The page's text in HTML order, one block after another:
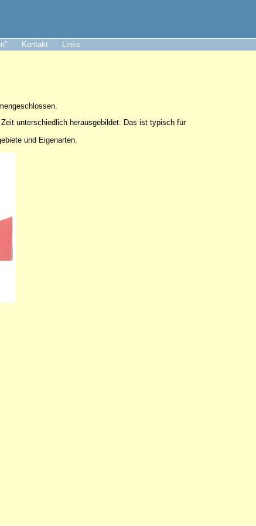
Kontakt Links
unterschiedlich herausgebildet. Das ist typisch für
und Eigenarten.